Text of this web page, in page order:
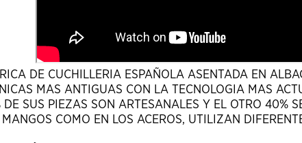
DE CUCHILLERIA ESPAÑOLA ASENTADA EN
MAS ANTIGUAS CON LA TECNOLOGIA MAS
DE SUS PIEZAS SON ARTESANALES Y EL OTRO 40%
MANGOS COMO EN LOS ACEROS, UTILIZAN